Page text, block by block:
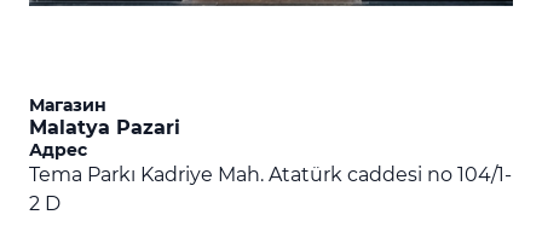
Магазин
Malatya Pazari
Адрес
Tema Parkı Kadriye Mah. Atatürk caddesi no 104/1-
2 D